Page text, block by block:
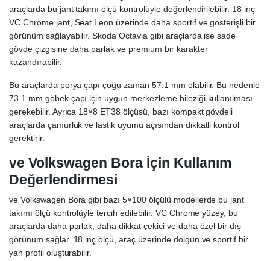
araçlarda bu jant takımı ölçü kontrolüyle değerlendirilebilir. 18 inç
VC Chrome jant, Seat Leon üzerinde daha sportif ve gösterişli bir
görünüm sağlayabilir. Skoda Octavia gibi araçlarda ise sade
gövde çizgisine daha parlak ve premium bir karakter
kazandırabilir.
Bu araçlarda porya çapı çoğu zaman 57.1 mm olabilir. Bu nedenle
73.1 mm göbek çapı için uygun merkezleme bileziği kullanılması
gerekebilir. Ayrıca 18×8 ET38 ölçüsü, bazı kompakt gövdeli
araçlarda çamurluk ve lastik uyumu açısından dikkatli kontrol
gerektirir.
ve Volkswagen Bora İçin Kullanım
Değerlendirmesi
ve Volkswagen Bora gibi bazı 5×100 ölçülü modellerde bu jant
takımı ölçü kontrolüyle tercih edilebilir. VC Chrome yüzey, bu
araçlarda daha parlak, daha dikkat çekici ve daha özel bir dış
görünüm sağlar. 18 inç ölçü, araç üzerinde dolgun ve sportif bir
yan profil oluşturabilir.